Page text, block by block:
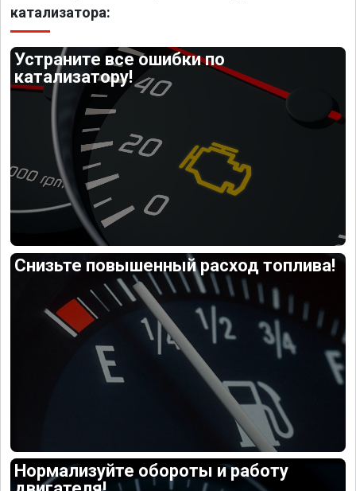
катализатора:
Устраните все ошибки по
катализатору!
Снизьте повышенный расход топлива!
Нормализуйте обороты и работу